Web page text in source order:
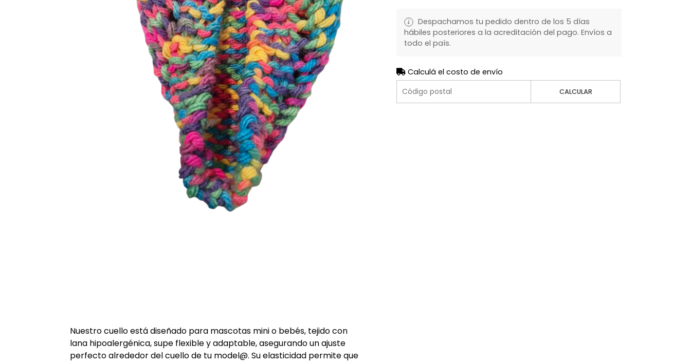
Nuestro cuello está diseñado para mascotas mini o bebés, tejido con
lana hipoalergénica, supe flexible y adaptable, asegurando un ajuste
perfecto alrededor del cuello de tu model@. Su elasticidad permite que
Despachamos tu pedido dentro de los 5 días
hábiles posteriores a la acreditación del pago. Envíos a
todo el país.
Calculá el costo de envío
CALCULAR